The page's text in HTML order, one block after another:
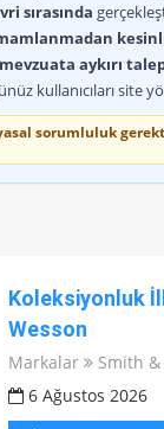
sırasında
mevzuata aykırı
kullanıcıları site
sorumluluk
Koleksiyonluk
Wesson
Markalar Smith &
6 Ağustos 2026